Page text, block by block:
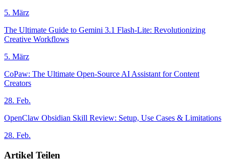
5. März
The Ultimate Guide to Gemini 3.1 Flash-Lite: Revolutionizing
Creative Workflows
5. März
CoPaw: The Ultimate Open-Source AI Assistant for Content
Creators
28. Feb.
OpenClaw Obsidian Skill Review: Setup, Use Cases & Limitations
28. Feb.
Artikel Teilen